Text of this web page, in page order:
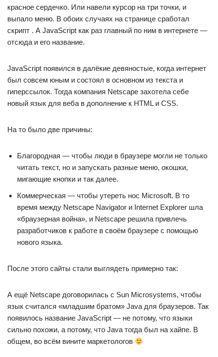
красное сердечко. Или навели курсор на три точки, и
выпало меню. В обоих случаях на странице сработал
скрипт . А JavaScript как раз главный по ним в интернете —
отсюда и его название.
JavaScript появился в далёкие девяностые, когда интернет
был совсем юным и состоял в основном из текста и
гиперссылок. Тогда компания Netscape захотела себе
новый язык для веба в дополнение к HTML и CSS.
На то было две причины:
Благородная — чтобы люди в браузере могли не только
читать текст, но и запускать разные меню, окошки,
мигающие кнопки и так далее.
Коммерческая — чтобы утереть нос Microsoft. В то
время между Netscape Navigator и Internet Explorer шла
«браузерная война», и Netscape решила привлечь
разработчиков к работе в своём браузере с помощью
нового языка.
После этого сайты стали выглядеть примерно так:
А ещё Netscape договорилась с Sun Microsystems, чтобы
язык считался «младшим братом» Java для браузеров. Так
появилось название JavaScript — не потому, что языки
сильно похожи, а потому, что Java тогда был на хайпе. В
общем, во всём вините маркетологов